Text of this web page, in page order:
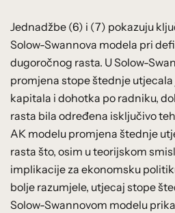
Jednadžbe (6) i (7) pokazuju
Solow-Swannova modela pri
dugoročnog rasta. U Solow-
promjena stope štednje utjecala
kapitala i dohotka po radniku,
rasta bila određena isključivo
AK modelu promjena štednje
rasta što, osim u teorijskom
implikacije za ekonomsku
bolje razumjele, utjecaj stope
Solow-Swannovom modelu